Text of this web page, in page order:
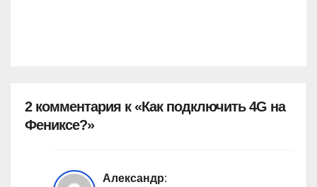
2 комментария к «Как подключить 4G на
Фениксе?»
Александр: